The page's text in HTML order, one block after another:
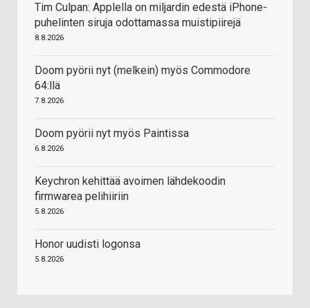
Tim Culpan: Applella on miljardin edestä iPhone-
puhelinten siruja odottamassa muistipiirejä
8.8.2026
Doom pyörii nyt (melkein) myös Commodore
64:llä
7.8.2026
Doom pyörii nyt myös Paintissa
6.8.2026
Keychron kehittää avoimen lähdekoodin
firmwarea pelihiiriin
5.8.2026
Honor uudisti logonsa
5.8.2026